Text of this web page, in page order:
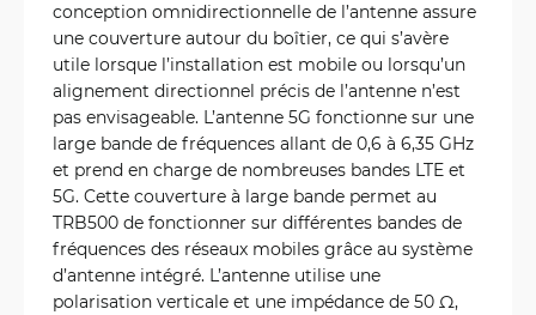
conception omnidirectionnelle de l’antenne assure
une couverture autour du boîtier, ce qui s’avère
utile lorsque l’installation est mobile ou lorsqu’un
alignement directionnel précis de l’antenne n’est
pas envisageable. L’antenne 5G fonctionne sur une
large bande de fréquences allant de 0,6 à 6,35 GHz
et prend en charge de nombreuses bandes LTE et
5G. Cette couverture à large bande permet au
TRB500 de fonctionner sur différentes bandes de
fréquences des réseaux mobiles grâce au système
d’antenne intégré. L’antenne utilise une
polarisation verticale et une impédance de 50 Ω,